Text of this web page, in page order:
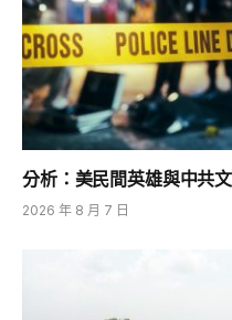
分析：美民間英雄與中共
2026 年 8 月 7 日